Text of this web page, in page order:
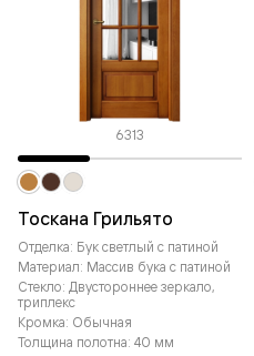
6313
Тоскана Грильято
Отделка: Бук светлый с патиной
Материал: Массив бука с патиной
Стекло: Двустороннее зеркало,
триплекс
Кромка: Обычная
Толщина полотна: 40 мм